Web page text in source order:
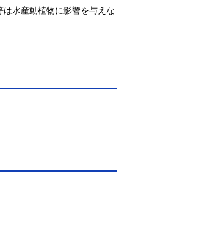
水産動植物に影響を与えな